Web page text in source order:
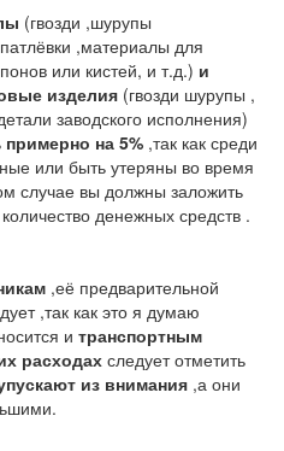
(гвозди ,шурупы
,материалы для
или кистей, и т.д.) и
изделия (гвозди шурупы ,
заводского исполнения)
примерно на 5% ,так как среди
или быть утеряны во время
случае вы должны заложить
денежных средств .
,её предварительной
,так как это я думаю
и транспортным
расходах следует отметить
из внимания ,а они